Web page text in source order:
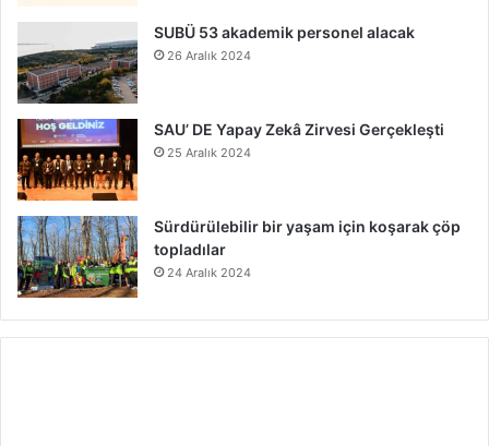
SUBÜ 53 akademik personel alacak
26 Aralık 2024
SAU’ DE Yapay Zekâ Zirvesi Gerçekleşti
25 Aralık 2024
Sürdürülebilir bir yaşam için koşarak çöp
topladılar
24 Aralık 2024